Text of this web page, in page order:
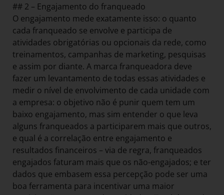
## 2 – Engajamento do franqueado
O engajamento mede exatamente isso: o quanto
cada franqueado se envolve e participa de
atividades obrigatórias ou opcionais da rede, como
treinamentos, campanhas de marketing, pesquisas
e assim por diante. A marca franqueadora deve
fazer um levantamento de todas essas atividades e
medir o nível de envolvimento de cada unidade com
a empresa: o objetivo não é punir quem tem um
baixo engajamento, mas sim entender o que leva
alguns franqueados a participarem mais que outros,
e qual é a correlação entre engajamento e
resultados financeiros – via de regra, franqueados
engajados faturam mais que os não-engajados; e ter
dados que embasem essa percepção pode ser uma
boa ferramenta para incentivar uma maior